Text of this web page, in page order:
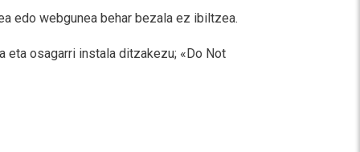
edo webgunea behar bezala ez ibiltzea.
eta osagarri instala ditzakezu; «Do Not